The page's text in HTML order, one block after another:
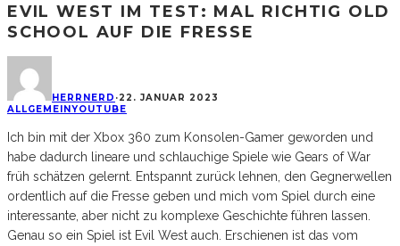
EVIL WEST IM TEST: MAL RICHTIG OLD
SCHOOL AUF DIE FRESSE
HERRNERD ·22. JANUAR 2023
ALLGEMEINYOUTUBE
Ich bin mit der Xbox 360 zum Konsolen-Gamer geworden und
habe dadurch lineare und schlauchige Spiele wie Gears of War
früh schätzen gelernt. Entspannt zurück lehnen, den Gegnerwellen
ordentlich auf die Fresse geben und mich vom Spiel durch eine
interessante, aber nicht zu komplexe Geschichte führen lassen.
Genau so ein Spiel ist Evil West auch. Erschienen ist das vom